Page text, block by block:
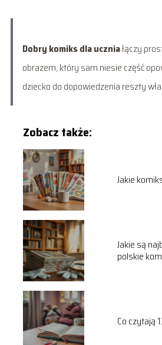
Dobry komiks dla uczniałączy
obrazem, który sam niesie część
dziecko do dopowiedzenia reszty
Zobacz także:
Jakie
Jakie są
polskie
Co czytają